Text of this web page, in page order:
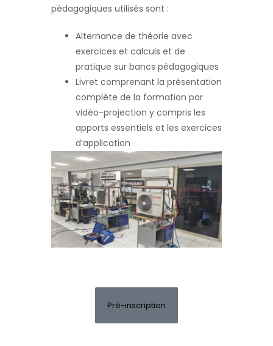
pédagogiques utilisés sont :
Alternance de théorie avec
exercices et calculs et de
pratique sur bancs pédagogiques
Livret comprenant la présentation
complète de la formation par
vidéo-projection y compris les
apports essentiels et les exercices
d’application
Pré-inscription